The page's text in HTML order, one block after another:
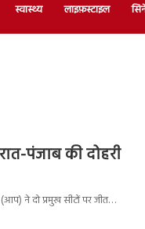
स्वास्थ्य लाइफ़स्टाइल
पंजाब की दोहरी
ने दो प्रमुख सीटों पर जीत…